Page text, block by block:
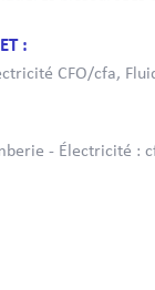
:
CFO/cfa,
- Électricité :